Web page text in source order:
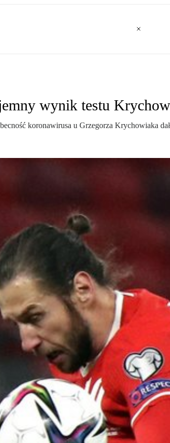
wynik testu
koronawirusa u Grzegorza Krychowiaka